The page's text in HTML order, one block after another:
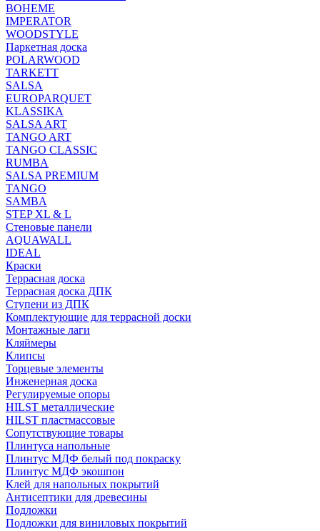
BOHEME
IMPERATOR
WOODSTYLE
Паркетная доска
POLARWOOD
TARKETT
SALSA
EUROPARQUET
KLASSIKA
SALSA ART
TANGO ART
TANGO CLASSIC
RUMBA
SALSA PREMIUM
TANGO
SAMBA
STEP XL & L
Стеновые панели
AQUAWALL
IDEAL
Краски
Террасная доска
Террасная доска ДПК
Ступени из ДПК
Комплектующие для террасной доски
Монтажные лаги
Кляймеры
Клипсы
Торцевые элементы
Инженерная доска
Регулируемые опоры
HILST металлические
HILST пластмассовые
Сопутствующие товары
Плинтуса напольные
Плинтус МДФ белый под покраску
Плинтус МДФ экошпон
Клей для напольных покрытий
Антисептики для древесины
Подложки
Подложки для виниловых покрытий